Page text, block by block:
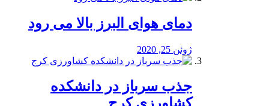
دمای هوای البرز بالا می رود
ژوئن 25, 2020
جذب سرباز در دانشکده